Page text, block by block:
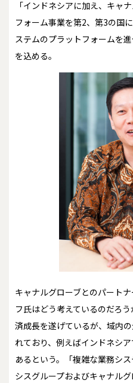
「インドネシアに加え、キャ
フォーム事業を第2、第3の国
ステムのプラットフォームを
を込める。
キャナルグローブとのパート
フ氏はどう考えているのだろ
済成長を遂げているが、域内
れており、例えばインドネシ
あるという。「複雑な業務シ
シスグループおよびキャナル